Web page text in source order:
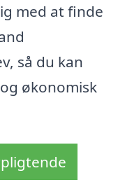
med at finde
så du kan
økonomisk